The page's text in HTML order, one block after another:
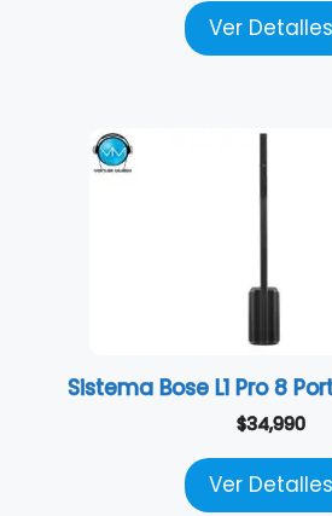
Ver Detalles
Sistema Bose L1 Pro 8
$34,990
Ver Detalles